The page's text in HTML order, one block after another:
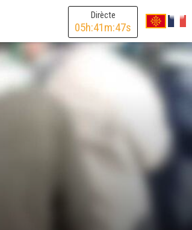
Dirècte
05h:41m:47s